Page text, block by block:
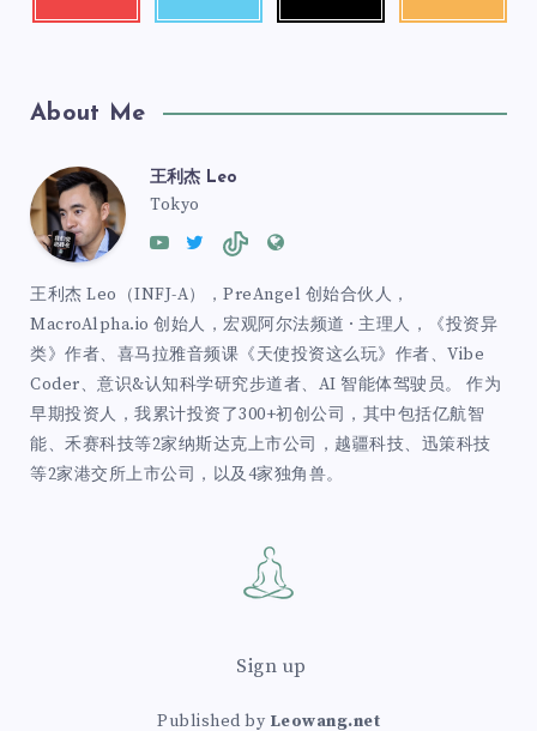
About Me
王利杰 Leo
Tokyo
王利杰 Leo（INFJ-A），PreAngel 创始合伙人，
MacroAlpha.io 创始人，宏观阿尔法频道 · 主理人，《投资异
类》作者、喜马拉雅音频课《天使投资这么玩》作者、Vibe
Coder、意识&认知科学研究步道者、AI 智能体驾驶员。 作为
早期投资人，我累计投资了300+初创公司，其中包括亿航智
能、禾赛科技等2家纳斯达克上市公司，越疆科技、迅策科技
等2家港交所上市公司，以及4家独角兽。
Sign up
Published by Leowang.net